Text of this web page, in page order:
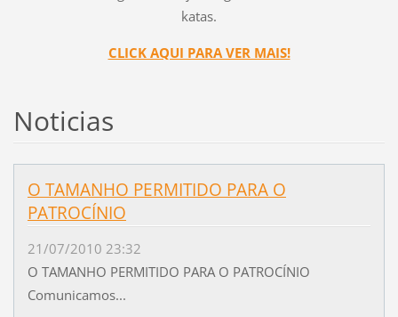
katas.
CLICK AQUI PARA VER MAIS!
Noticias
O TAMANHO PERMITIDO PARA O
PATROCÍNIO
21/07/2010 23:32
O TAMANHO PERMITIDO PARA O PATROCÍNIO
Comunicamos...